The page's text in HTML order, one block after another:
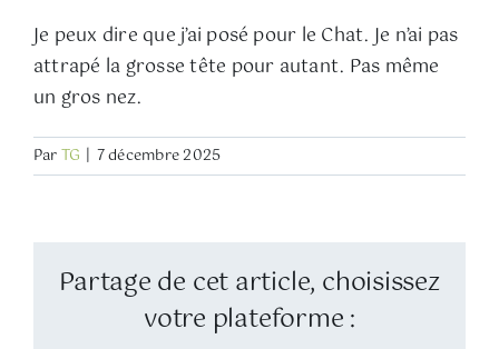
Je peux dire que j’ai posé pour le Chat. Je n’ai pas
attrapé la grosse tête pour autant. Pas même
un gros nez.
ParTG | 7 décembre 2025
Partage de cet article, choisissez
votre plateforme :